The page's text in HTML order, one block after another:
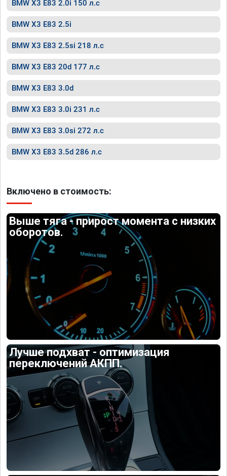
BMW X3 E83 2.0i 150 л.с
BMW X3 E83 2.5i
BMW X3 E83 2.5si 218 л.с
BMW X3 E83 20d 177 л.с
BMW X3 E83 3.0d
BMW X3 E83 3.0i 231 л.с
BMW X3 E83 3.0si 272 л.с
BMW X3 E83 3.5d 286 л.с
Включено в стоимость:
Выше тяга - прирост момента с низких
оборотов.
Лучше подхват - оптимизация
переключений АКПП.